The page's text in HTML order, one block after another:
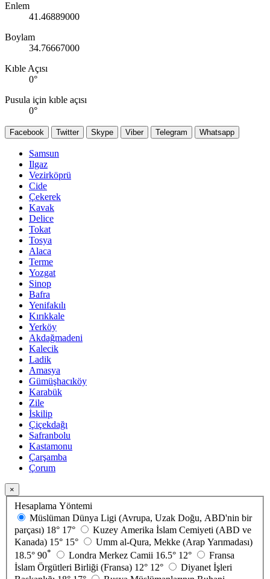
Enlem
41.46889000
Boylam
34.76667000
Kıble Açısı
0°
Pusula için kıble açısı
0°
Facebook Twitter Skype Viber Telegram Whatsapp
Samsun
Ilgaz
Vezirköprü
Cide
Çekerek
Kavak
Delice
Tokat
Tosya
Alaca
Terme
Yozgat
Sinop
Bafra
Yenifakılı
Kırıkkale
Yerköy
Akdağmadeni
Kalecik
Ladik
Amasya
Gümüşhacıköy
Karabük
Zile
İskilip
Çiçekdağı
Safranbolu
Kastamonu
Çarşamba
Çorum
×
Hesaplama Yöntemi
Müslüman Dünya Ligi (Avrupa, Uzak Doğu, ABD'nin bir
parçası) 18° 17°
Kuzey Amerika İslam Cemiyeti (ABD ve
Kanada) 15° 15°
Umm al-Qura, Mekke (Arap Yarımadası)
18.5° 90* Londra Merkez Camii 16.5° 12°
Fransa
İslam Örgütleri Birliği (Fransa) 12° 12°
Diyanet İşleri